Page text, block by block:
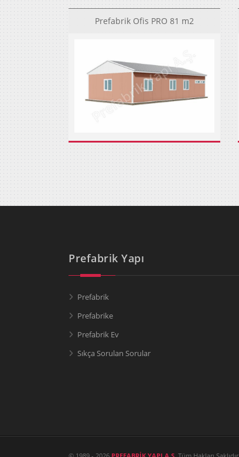
Prefabrik Ofis PRO 81 m2
Prefabrik Yapı
Prefabrik
Prefabrike
Prefabrik Ev
Sıkça Sorulan Sorular